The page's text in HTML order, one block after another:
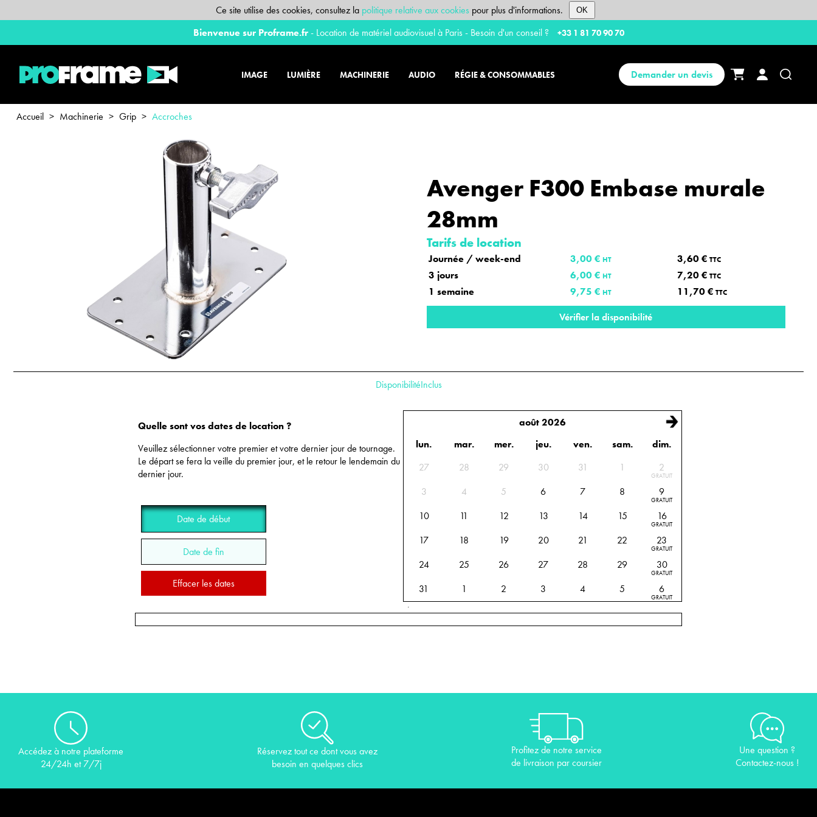
Ce site utilise des cookies, consultez la politique relative aux cookies pour plus d'informations. OK
Bienvenue sur Proframe.fr- Location de matériel audiovisuel à Paris - Besoin d'un conseil ? +33 1 81 70 90 70
IMAGE LUMIÈRE MACHINERIE AUDIO RÉGIE & CONSOMMABLES Demander un devis
Accueil > Machinerie > Grip > Accroches
Avenger F300 Embase murale
28mm
Tarifs de location
Journée / week-end 3,00 € HT 3,60 € TTC
3 jours 6,00 € HT 7,20 € TTC
1 semaine 9,75 € HT 11,70 € TTC
Vérifier la disponibilité
DisponibilitéInclus
Quelle sont vos dates de location ?
Veuillez sélectionner votre premier et votre dernier jour de tournage.
Le départ se fera la veille du premier jour, et le retour le lendemain du
dernier jour.
Date de début
Date de fin
Effacer les dates
août 2026
Calendrier des disponibilités : sélectionnez les dates de début et de fin de location
lun. mar. mer. jeu. ven. sam.
dim.
27
28 29 30 31 1 2
GRATUIT
3 4 5 6 7 8 9
GRATUIT
10 11 12 13 14 15 16
GRATUIT
17 18 19 20 21 22 23
GRATUIT
24 25 26 27 28 29 30
GRATUIT
31 1 2 3 4 5 6
GRATUIT
Accédez à notre plateforme
24/24h et 7/7j
Réservez tout ce dont vous avez
besoin en quelques clics
Profitez de notre service
de livraison par coursier
Une question ?
Contactez-nous !